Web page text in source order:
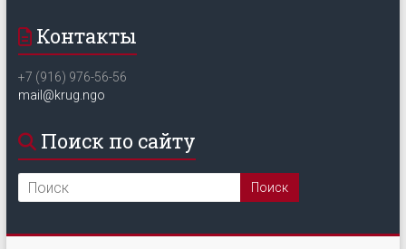
Контакты
+7 (916) 976-56-56
mail@krug.ngo
Поиск по сайту